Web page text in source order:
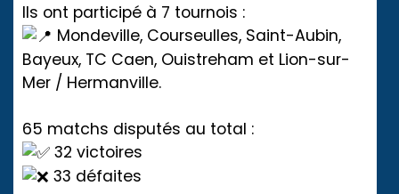
Ils ont participé à 7 tournois :
Mondeville, Courseulles, Saint-Aubin,
Bayeux, TC Caen, Ouistreham et Lion-sur-
Mer / Hermanville.
65 matchs disputés au total :
32 victoires
33 défaites